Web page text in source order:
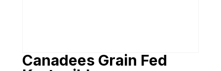
Canadees Grain Fed